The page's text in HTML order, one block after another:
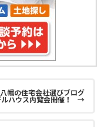
幡の住宅会社選びブログ
ハウス内覧会開催！ →